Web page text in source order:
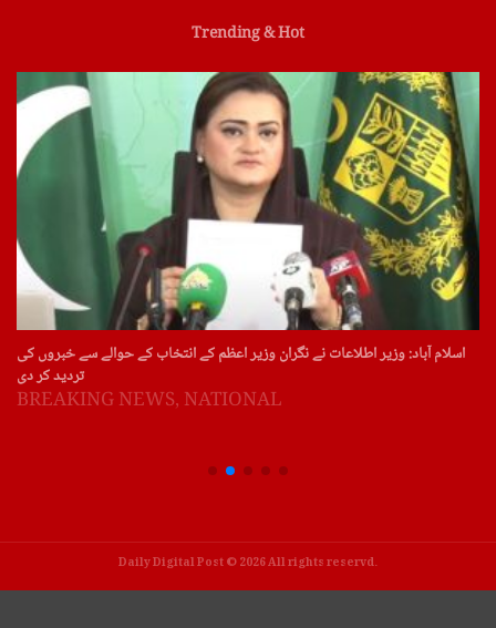
Trending & Hot
اسلام آباد: وزیر اطلاعات نے نگران وزیر اعظم کے انتخاب کے حوالے سے خبروں کی
تردید کر دی
BREAKING NEWS, NATIONAL
Daily Digital Post © 2026 All rights reservd.